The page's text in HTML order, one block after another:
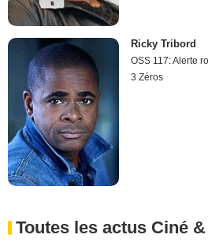
Ricky Tribord
OSS 117: Alerte
3 Zéros
Toutes les actus Ciné